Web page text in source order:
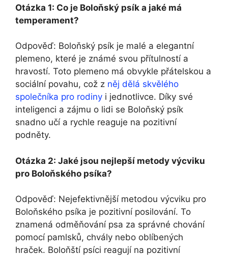
Otázka 1: Co je Boloňský psík a jaké má
temperament?
Odpověď: Boloňský psík je malé a elegantní
plemeno, které je známé svou přítulností a
hravostí. Toto plemeno má obvykle přátelskou a
sociální povahu, což z něj dělá skvělého
společníka pro rodiny i jednotlivce. Díky své
inteligenci a zájmu o lidi se Boloňský psík
snadno učí a rychle reaguje na pozitivní
podněty.
Otázka 2: Jaké jsou nejlepší metody výcviku
pro Boloňského psíka?
Odpověď: Nejefektivnější metodou výcviku pro
Boloňského psíka je pozitivní posilování. To
znamená odměňování psa za správné chování
pomocí pamlsků, chvály nebo oblíbených
hraček. Boloňští psíci reagují na pozitivní